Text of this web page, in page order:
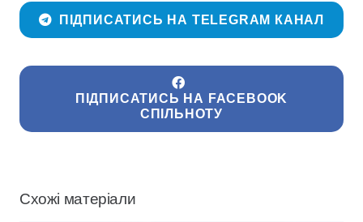
ПІДПИСАТИСЬ НА TELEGRAM КАНАЛ
ПІДПИСАТИСЬ НА FACEBOOK
СПІЛЬНОТУ
Схожі матеріали